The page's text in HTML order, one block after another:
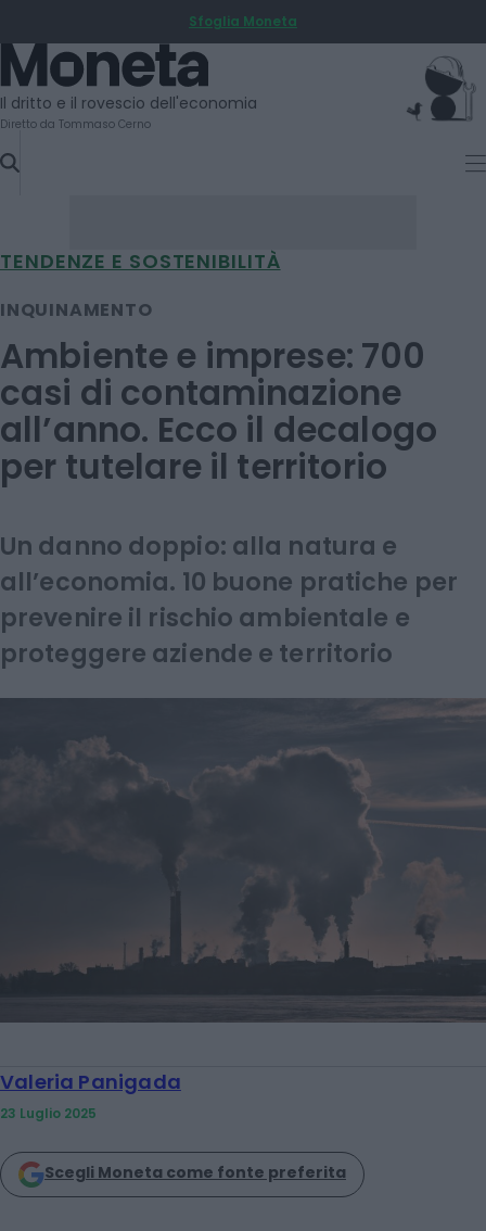
TO
CONTENT
Sfoglia Moneta
Moneta
Il dritto e il rovescio dell'economia
Diretto da Tommaso Cerno
TENDENZE E SOSTENIBILITÀ
INQUINAMENTO
Ambiente e imprese: 700
casi di contaminazione
all’anno. Ecco il decalogo
per tutelare il territorio
Un danno doppio: alla natura e
all’economia. 10 buone pratiche per
prevenire il rischio ambientale e
proteggere aziende e territorio
Valeria Panigada
23 Luglio 2025
Scegli Moneta come fonte preferita